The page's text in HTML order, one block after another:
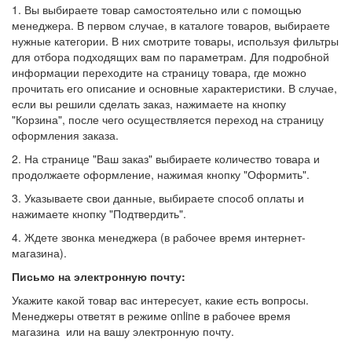
1. Вы выбираете товар самостоятельно или с помощью
менеджера. В первом случае, в каталоге товаров, выбираете
нужные категории. В них смотрите товары, используя фильтры
для отбора подходящих вам по параметрам. Для подробной
информации переходите на страницу товара, где можно
прочитать его описание и основные характеристики. В случае,
если вы решили сделать заказ, нажимаете на кнопку
"Корзина", после чего осуществляется переход на страницу
оформления заказа.
2. На странице "Ваш заказ" выбираете количество товара и
продолжаете оформление, нажимая кнопку "Оформить".
3. Указываете свои данные, выбираете способ оплаты и
нажимаете кнопку "Подтвердить".
4. Ждете звонка менеджера (в рабочее время интернет-
магазина).
Письмо на электронную почту:
Укажите какой товар вас интересует, какие есть вопросы.
Менеджеры ответят в режиме online в рабочее время
магазина или на вашу электронную почту.